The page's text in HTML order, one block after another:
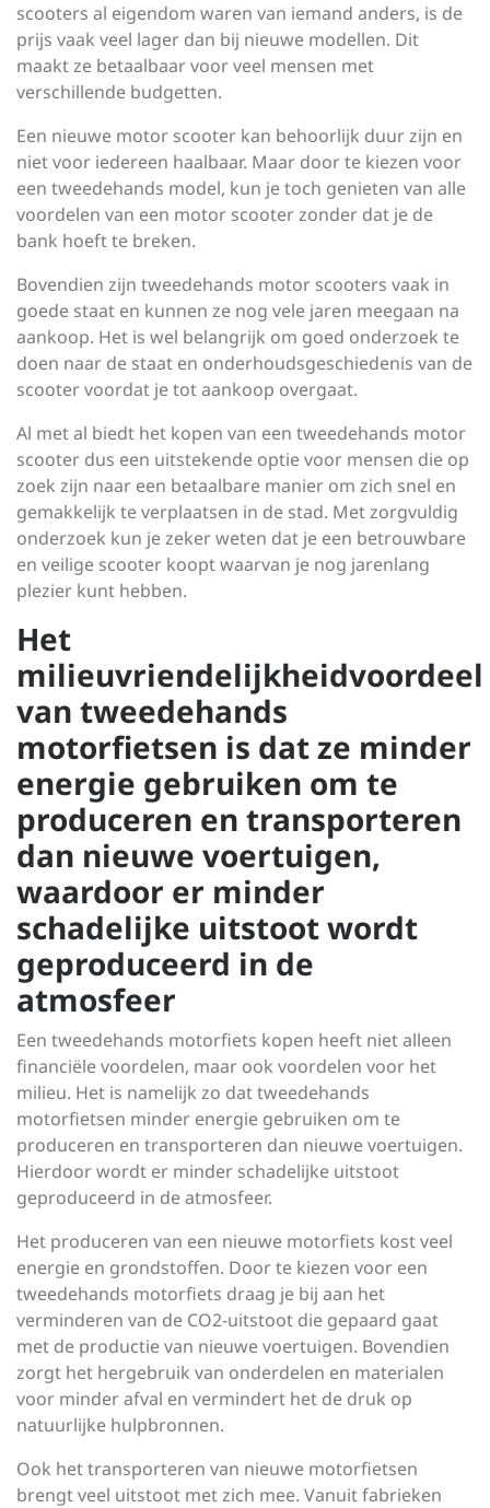
scooters al eigendom waren van iemand anders, is de
prijs vaak veel lager dan bij nieuwe modellen. Dit
maakt ze betaalbaar voor veel mensen met
verschillende budgetten.
Een nieuwe motor scooter kan behoorlijk duur zijn en
niet voor iedereen haalbaar. Maar door te kiezen voor
een tweedehands model, kun je toch genieten van alle
voordelen van een motor scooter zonder dat je de
bank hoeft te breken.
Bovendien zijn tweedehands motor scooters vaak in
goede staat en kunnen ze nog vele jaren meegaan na
aankoop. Het is wel belangrijk om goed onderzoek te
doen naar de staat en onderhoudsgeschiedenis van de
scooter voordat je tot aankoop overgaat.
Al met al biedt het kopen van een tweedehands motor
scooter dus een uitstekende optie voor mensen die op
zoek zijn naar een betaalbare manier om zich snel en
gemakkelijk te verplaatsen in de stad. Met zorgvuldig
onderzoek kun je zeker weten dat je een betrouwbare
en veilige scooter koopt waarvan je nog jarenlang
plezier kunt hebben.
Het
milieuvriendelijkheidvoordeel
van tweedehands
motorfietsen is dat ze minder
energie gebruiken om te
produceren en transporteren
dan nieuwe voertuigen,
waardoor er minder
schadelijke uitstoot wordt
geproduceerd in de
atmosfeer
Een tweedehands motorfiets kopen heeft niet alleen
financiële voordelen, maar ook voordelen voor het
milieu. Het is namelijk zo dat tweedehands
motorfietsen minder energie gebruiken om te
produceren en transporteren dan nieuwe voertuigen.
Hierdoor wordt er minder schadelijke uitstoot
geproduceerd in de atmosfeer.
Het produceren van een nieuwe motorfiets kost veel
energie en grondstoffen. Door te kiezen voor een
tweedehands motorfiets draag je bij aan het
verminderen van de CO2-uitstoot die gepaard gaat
met de productie van nieuwe voertuigen. Bovendien
zorgt het hergebruik van onderdelen en materialen
voor minder afval en vermindert het de druk op
natuurlijke hulpbronnen.
Ook het transporteren van nieuwe motorfietsen
brengt veel uitstoot met zich mee. Vanuit fabrieken